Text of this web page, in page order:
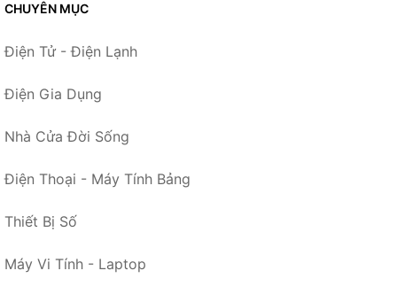
CHUYÊN MỤC
Điện Tử - Điện Lạnh
Điện Gia Dụng
Nhà Cửa Đời Sống
Điện Thoại - Máy Tính Bảng
Thiết Bị Số
Máy Vi Tính - Laptop